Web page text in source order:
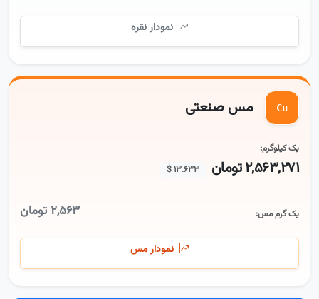
نمودار نقره
Cu مس صنعتی
یک کیلوگرم:
۲,۵۶۳,۲۷۱ تومان ۱۳.۶۳۳ $
یک گرم مس: ۲,۵۶۳ تومان
نمودار مس